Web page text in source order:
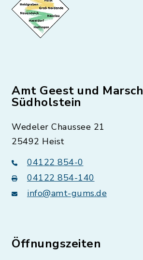
Amt Geest und Marsch
Südholstein
Wedeler Chaussee 21
25492 Heist
04122 854-0
04122 854-140
info@amt-gums.de
Öffnungszeiten